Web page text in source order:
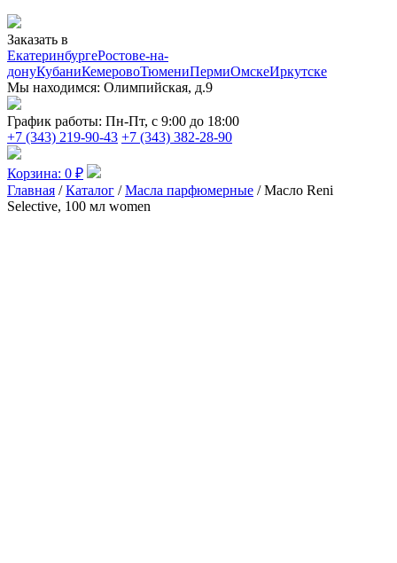
Заказать в
ЕкатеринбургеРостове-на-
донуКубаниКемеровоТюмениПермиОмскеИркутске
Мы находимся: Олимпийская, д.9
График работы: Пн-Пт, с 9:00 до 18:00
+7 (343) 219-90-43 +7 (343) 382-28-90
Корзина: 0 ₽
Главная /Каталог /Масла парфюмерные / Масло Reni
Selective, 100 мл women